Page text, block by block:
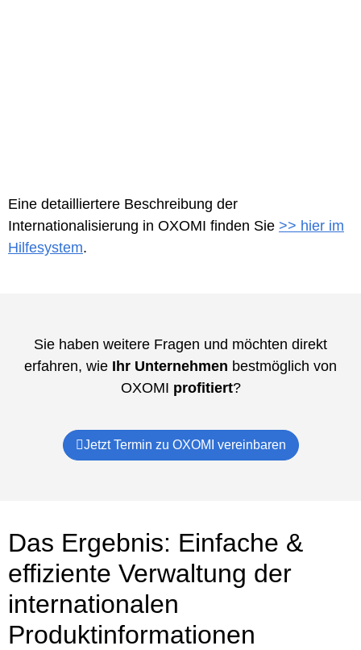
Eine detailliertere Beschreibung der
Internationalisierung in OXOMI finden Sie >> hier im
Hilfesystem.
Sie haben weitere Fragen und möchten direkt
erfahren, wie Ihr Unternehmen bestmöglich von
OXOMI profitiert?
Jetzt Termin zu OXOMI vereinbaren
Das Ergebnis: Einfache &
effiziente Verwaltung der
internationalen
Produktinformationen